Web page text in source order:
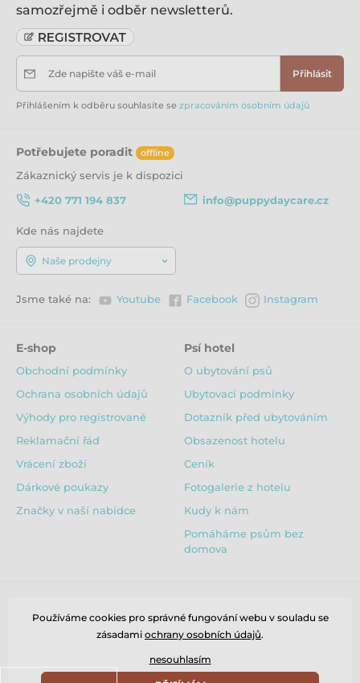
podaří vykonat potřebu na podložce odměňte ho
Použitou podložku vyměňte za čistou a tu položte
znovu na stejné místo.
Barva:
Počet kusů v balení:
10 ks
samozřejmě i odběr newsletterů.
Zde napište váš e-mail Přihlásit
Přihlášením k odběru souhlasíte se zpracováním osobním údajů
Potřebujete poradit offline
Zákaznický servis je k dispozici
+420 771 194 837
info@puppydaycare.cz
Kde nás najdete
Naše prodejny
Jsme také na: Youtube Facebook Instagram
E-shop
Obchodní podmínky
Ochrana osobních údajů
Výhody pro registrované
Reklamační řád
Vrácení zboží
Dárkové poukazy
Značky v naší nabídce
Psí hotel
O ubytování psů
Ubytovací podmínky
Dotazník před ubytováním
Obsazenost hotelu
Ceník
Fotogalerie z hotelu
Kudy k nám
Pomáháme psům bez
domova
Používáme cookies pro správné fungování webu v souladu se
zásadami ochrany osobních údajů.
nesouhlasím